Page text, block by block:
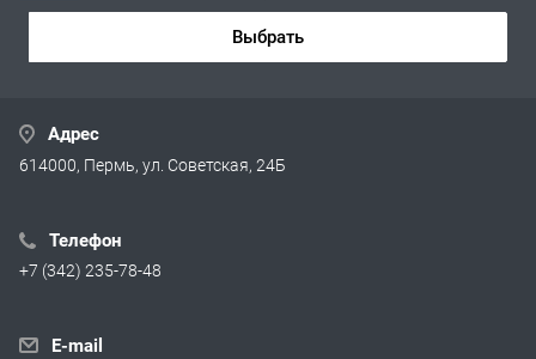
Выбрать
Адрес
614000, Пермь, ул. Советская, 24Б
Телефон
+7 (342) 235-78-48
E-mail